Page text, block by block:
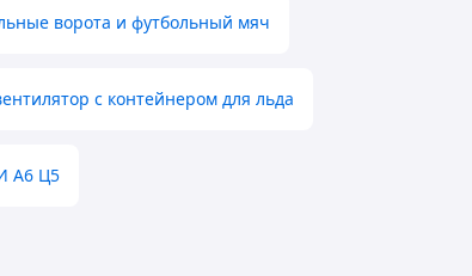
ворота и футбольный мяч
с контейнером для льда
А6 Ц5